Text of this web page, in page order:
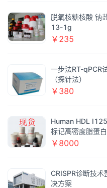
脱氧核糖核酸 钠
13-1g
￥235
一步法RT-qPCR
（探针法）
￥380
Human HDL
标记高密度脂蛋白
￥8000
CRISPR诊断技术
决方案